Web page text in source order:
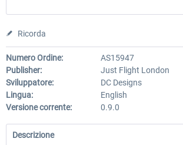
Ricorda
Numero Ordine:
AS15947
Publisher:
Just Flight London
Sviluppatore:
DC Designs
Lingua:
English
Versione corrente:
0.9.0
Descrizione